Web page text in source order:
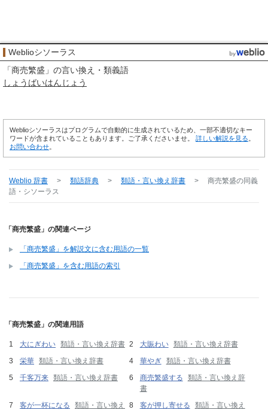
Weblioシソーラス
「商売繁盛 」の言い換え・類義語
しょうばいはんじょう
Weblioシソーラスはプログラムで自動的に生成されているため、一部不適切なキー
ワードが含まれていることもあります。ご了承くださいませ。 詳しい解説を見る
お問い合わせ
Weblio 辞書 > 類語辞典 > 類語・言い換え辞書 > 商売繁盛の同義
語・シソーラス
「商売繁盛」の関連ページ
「商売繁盛」を解説文に含む用語の一覧
「商売繁盛」を含む用語の索引
「商売繁盛」の関連用語
大にぎわい 類語・言い換え辞書 大賑わい 類語・言い換え辞書
栄華 類語・言い換え辞書 華やぎ 類語・言い換え辞書
千客万来 類語・言い換え辞書 商売繁盛する
類語・言い換え辞
書
客が一杯になる
類語・言い換え
客が押し寄せる
類語・言い換え